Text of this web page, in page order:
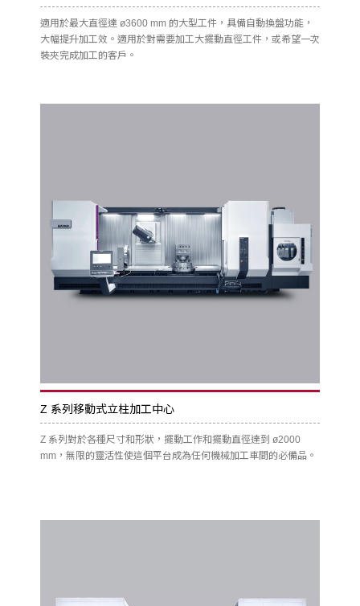
適用於最大直徑達 ø3600 mm 的大型工件，具備自動換盤功能，
大幅提升加工效。適用於對需要加工大擺動直徑工件，或希望一次
裝夾完成加工的客戶。
Z 系列移動式立柱加工中心
Z 系列對於各種尺寸和形狀，擺動工作和擺動直徑達到 ø2000
mm，無限的靈活性使這個平台成為任何機械加工車間的必備品。